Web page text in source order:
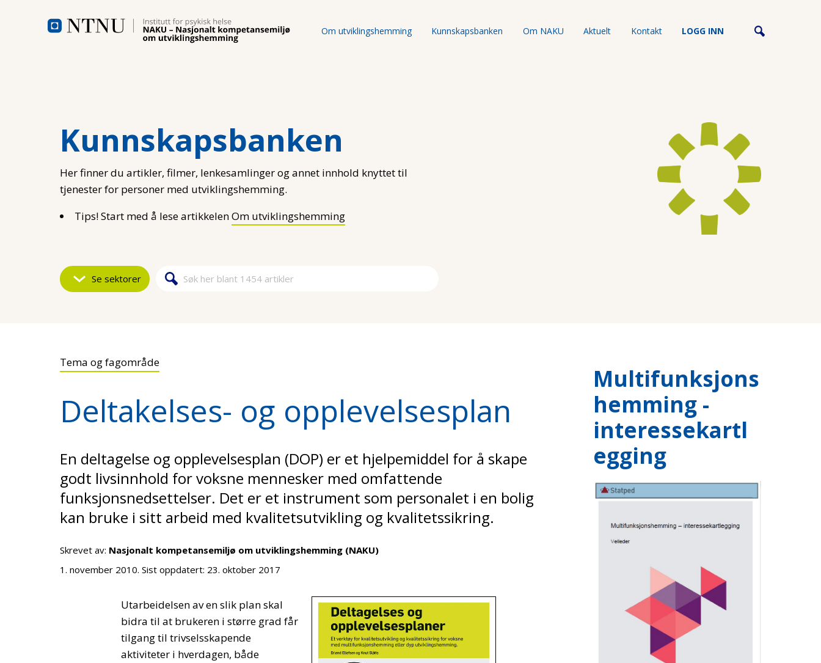
Om utviklingshemming Kunnskapsbanken Om NAKU Aktuelt Kontakt LOGG INN
Kunnskapsbanken
Her finner du artikler, filmer, lenkesamlinger og annet innhold knyttet til
tjenester for personer med utviklingshemming.
Tips! Start med å lese artikkelenOm utviklingshemming
Se sektorer Søkeskjema
Søk
Tema og fagområde
Deltakelses- og opplevelsesplan
En deltagelse og opplevelsesplan (DOP) er et hjelpemiddel for å skape
godt livsinnhold for voksne mennesker med omfattende
funksjonsnedsettelser. Det er et instrument som personalet i en bolig
kan bruke i sitt arbeid med kvalitetsutvikling og kvalitetssikring.
Skrevet av: Nasjonalt kompetansemiljø om utviklingshemming (NAKU)
1. november 2010. Sist oppdatert: 23. oktober 2017
Utarbeidelsen av en slik plan skal
bidra til at brukeren i større grad får
tilgang til trivselsskapende
aktiviteter i hverdagen, både
Multifunksjons
hemming -
interessekartl
egging